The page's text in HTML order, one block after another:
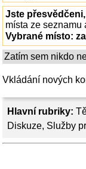
Hlavní rubriky:
Diskuze, Služby
Jste
místa ze seznamu
Vybrané místo:
Zatím sem nikdo
Vkládání nových